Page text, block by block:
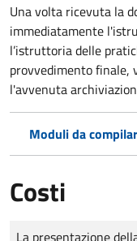
Una volta ricevuta la
immediatamente
l’istruttoria delle
provvedimento finale,
l'avvenuta
Moduli da
Costi
Tipo di pagamento
Importo
La presentazione